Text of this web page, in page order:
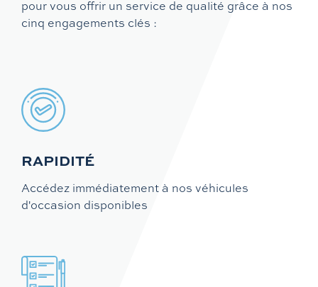
pour vous offrir un service de qualité grâce à nos
cinq engagements clés :
RAPIDITÉ
Accédez immédiatement à nos véhicules
d'occasion disponibles